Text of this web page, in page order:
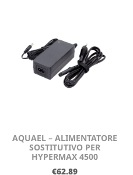
AQUAEL – ALIMENTATORE
SOSTITUTIVO PER
HYPERMAX 4500
€62.89